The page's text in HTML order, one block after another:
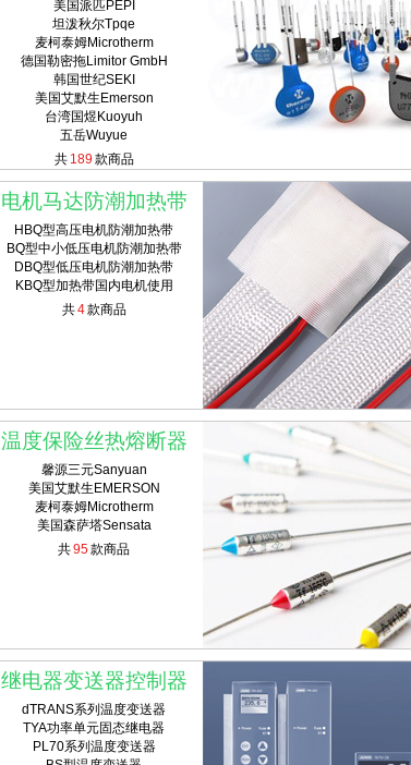
美国派匹PEPI
坦泼秋尔Tpqe
麦柯泰姆Microtherm
德国勒密拖Limitor GmbH
韩国世纪SEKI
美国艾默生Emerson
台湾国煜Kuoyuh
五岳Wuyue
共 189 款商品
电机马达防潮加热带
HBQ型高压电机防潮加热带
BQ型中小低压电机防潮加热带
DBQ型低压电机防潮加热带
KBQ型加热带国内电机使用
共4款商品
温度保险丝热熔断器
馨源三元Sanyuan
美国艾默生EMERSON
麦柯泰姆Microtherm
美国森萨塔Sensata
共95款商品
继电器变送器控制器
dTRANS系列温度变送器
TYA功率单元固态继电器
PL70系列温度变送器